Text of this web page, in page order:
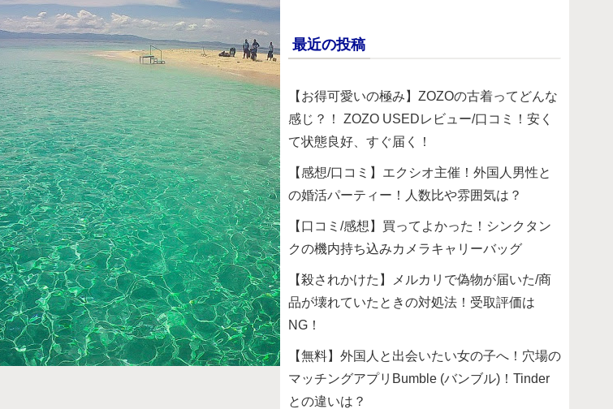
最近の投稿
【お得可愛いの極み】ZOZOの古着ってどんな
感じ？！ ZOZO USEDレビュー/口コミ！安く
て状態良好、すぐ届く！
【感想/口コミ】エクシオ主催！外国人男性と
の婚活パーティー！人数比や雰囲気は？
【口コミ/感想】買ってよかった！シンクタン
クの機内持ち込みカメラキャリーバッグ
【殺されかけた】メルカリで偽物が届いた/商
品が壊れていたときの対処法！受取評価は
NG！
【無料】外国人と出会いたい女の子へ！穴場の
マッチングアプリBumble (バンブル)！Tinder
との違いは？